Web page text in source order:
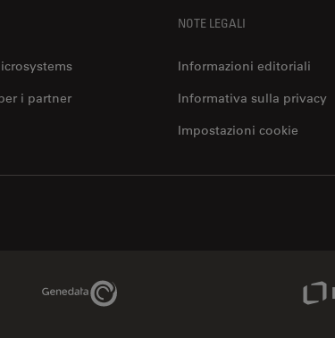
i partner
NOTE LEGALI
Informazioni editoriali
Informativa sulla privacy
Impostazioni cookie
Genedata Link